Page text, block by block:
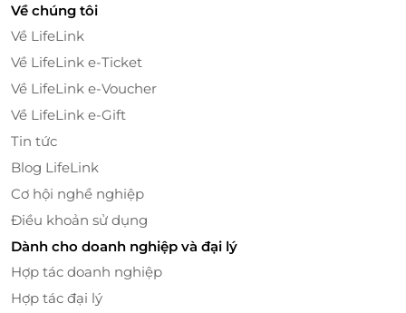
Sản Phẩm Đáng Tin Cậy
tặng từ những thương hiệu uy tín như Chuk Tea &
Coffee- Chuk Express
mang lại trải nghiệm mua sắm thuận tiện mà còn
đảm bảo giá trị cao cấp trong từng sản phẩm.
Về chúng tôi
Về LifeLink
Về LifeLink e-Ticket
Về LifeLink e-Voucher
Về LifeLink e-Gift
Tin tức
Blog LifeLink
Cơ hội nghề nghiệp
Điều khoản sử dụng
Dành cho doanh nghiệp và đại lý
Hợp tác doanh nghiệp
Hợp tác đại lý